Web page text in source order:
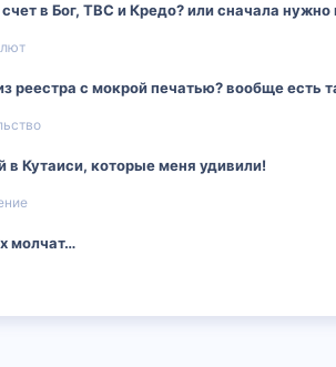
в Бог, TBC и Кредо? или сначала
реестра с мокрой печатью? вообще
в Кутаиси, которые меня удивили!
молчат…